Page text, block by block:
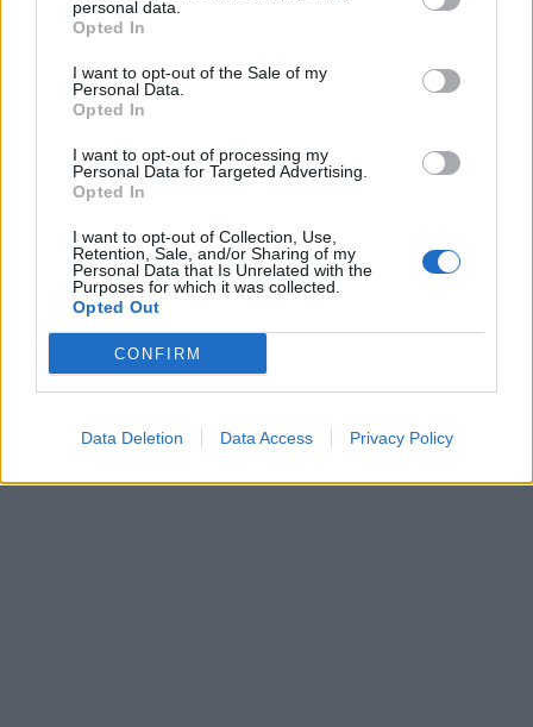
personal data.
Opted In
I want to opt-out of the Sale of my
Personal Data.
Opted In
I want to opt-out of processing my
Personal Data for Targeted Advertising.
Opted In
I want to opt-out of Collection, Use,
Retention, Sale, and/or Sharing of my
Personal Data that Is Unrelated with the
Purposes for which it was collected.
Opted Out
CONFIRM
Data Deletion Data Access Privacy Policy